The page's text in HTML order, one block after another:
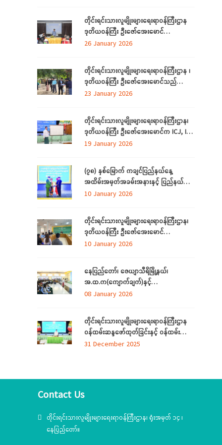
သင်တန်းဆင်းပွဲအခမ်းအနားသို့ တက်ရောက်
နေပြည်တော် ဇန်နဝါရီလ ၃၀
တိုင်းရင်းသားလူမျိုးများရေးရာဝန်ကြီးဌာန
ဒုတိယဝန်ကြီး ဦးဇော်အေးမောင်
ရန်ကုန်တိုင်းဒေသကြီး၊ ညွှန်ကြားရေးမှူးရုံးရှိ
အတွင်းရှိ တိုင်းရင်းသားစာပေနှင့်ယဉ်ကျေးမှု
ကော်မတီများနှင့်တွေ့ဆုံ
26 January 2026
တိုင်းရင်းသားလူမျိုးများရေးရာဝန်ကြီးဌာန ၊
ဒုတိယဝန်ကြီး ဦးဇော်အေးမောင်သည်
တိုင်းရင်းသားရေးရာနှင့်သက်မွေးပညာသင်
မည့်မြေနေရာတွင် လုပ်ငန်းဆောင်ရွက်မှု
အခြေအနေများကို ကြည့်ရှုစစ်ဆေးခြင်း
23 January 2026
တိုင်းရင်းသားလူမျိုးများရေးရာဝန်ကြီးဌာန၊
ဒုတိယဝန်ကြီး ဦးဇော်‌အေးမောင်က ICJ, ICC
အပြည်ပြည်ဆိုင်ရာတရားရုံးများနှင့်
19 January 2026
(၇၈) နှစ်မြောက် ကချင်ပြည်နယ်နေ့
အထိမ်းအမှတ်အခမ်းအနားနှင့် ပြည်နယ်
ဂုဏ်ထူးဆောင်ဆုများ ချီးမြှင့်ခြင်း
စည်းလုံးညီညွတ်ခြင်းကို ထုတ်ဖော်ပြသသည့်
မနောအကကို ရိုးရာအစဉ်အလာနှင့်အညီ
အေးချမ်းပျော်ရွှင်စွာဆင်နွှဲ
10 January 2026
တိုင်းရင်းသားလူမျိုးများရေးရာဝန်ကြီးဌာန၊
ဒုတိယဝန်ကြီး ဦးဇော်‌အေးမောင်
ကချင်ပြည်နယ်၊ ညွှန်ကြား‌ရေးမှူးရုံးရှိ
10 January 2026
နေပြည်တော်၊ ဇေယျာသီရိမြို့နယ်၊
အ.ထ.က(ကျောက်ချက်)နှင့်
အ.ထ.က(ရေဆင်း) တ်ို့မှ ကျောင်းသား၊
ရေးရာဝန်ကြီးဌာနရှိ တိုင်းရင်းသား ရိုးရာ
ယဉ်ကျေးမှုပြခန်းသို့ လာရောက်လေ့လာ
08 January 2026
တိုင်းရင်းသားလူမျိုးများရေးရာဝန်ကြီးဌာန
ဝန်ထမ်းဆန္ဒဖော်ထုတ်ခြင်းနှင့် ဝန်ထမ်း
သက်သာချောင်ချိရေးအတွက် ထောက်ပံ့
31 December 2025
Contact Us
တိုင်းရင်းသားလူမျိုးများရေးရာဝန်ကြီးဌာန၊ ရုံးအမှတ် ၁၄ ၊
နေပြည်တော်။